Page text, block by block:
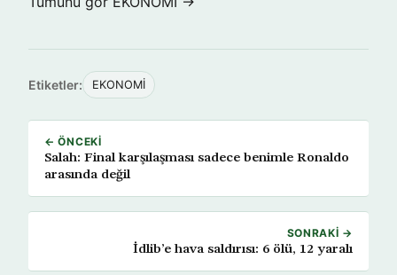
Etiketler: EKONOMİ
← ÖNCEKI
Salah: Final karşılaşması sadece benimle Ronaldo
arasında değil
SONRAKI →
İdlib’e hava saldırısı: 6 ölü, 12 yaralı